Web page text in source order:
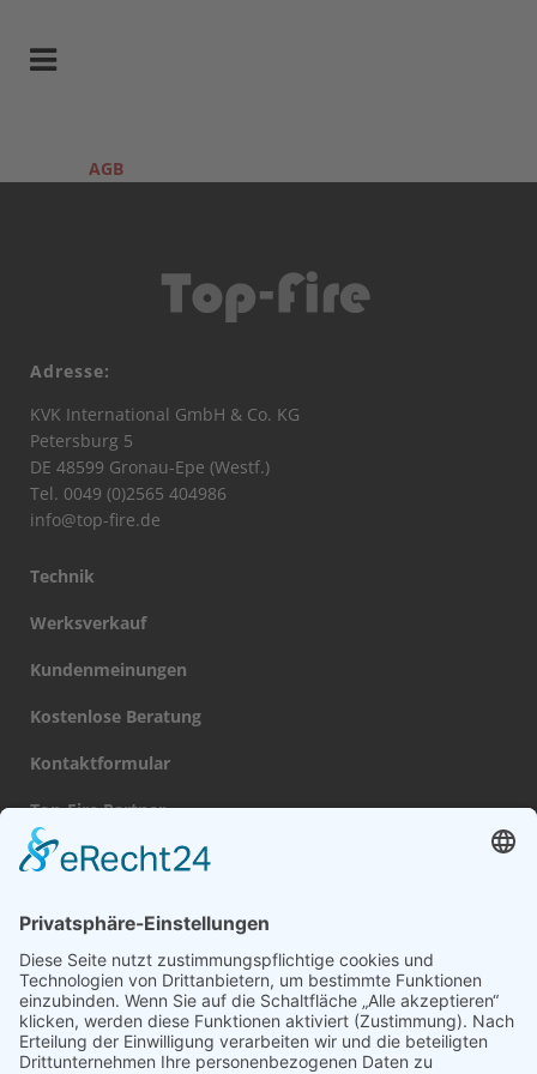
AGB
Adresse:
KVK International GmbH & Co. KG
Petersburg 5
DE 48599 Gronau-Epe (Westf.)
Tel. 0049 (0)2565 404986
info@top-fire.de
Technik
Werksverkauf
Kundenmeinungen
Kostenlose Beratung
Kontaktformular
Top-Fire Partner
Datenschutz
Navigation
Gas Kamin